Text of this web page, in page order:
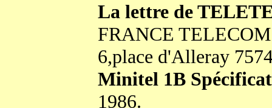
La lettre de
FRANCE
6,place d'Alleray
Minitel 1B
1986.